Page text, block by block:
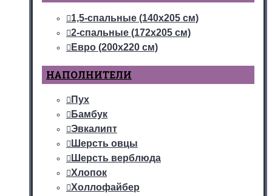
1,5-спальные (140х205 см)
2-спальные (172х205 см)
Евро (200х220 см)
НАПОЛНИТЕЛИ
Пух
Бамбук
Эвкалипт
Шерсть овцы
Шерсть верблюда
Хлопок
Холлофайбер